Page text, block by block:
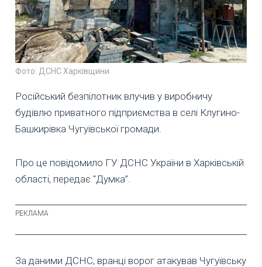
Фото: ДСНС Харківщини
Російський безпілотник влучив у виробничу
будівлю приватного підприємства в селі Клугино-
Башкирівка Чугуївської громади.
Про це повідомило ГУ ДСНС України в Харківській
області, передає "Думка”.
За даними ДСНС, вранці ворог атакував Чугуївську